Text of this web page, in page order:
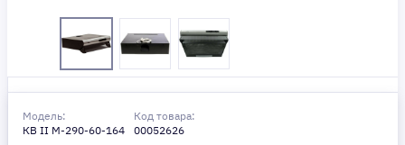
Модель:
КВ II М-290-60-164
Код товара:
00052626